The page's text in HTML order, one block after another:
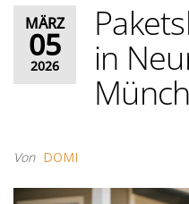
MÄRZ
05
2026 in
Von DOMI